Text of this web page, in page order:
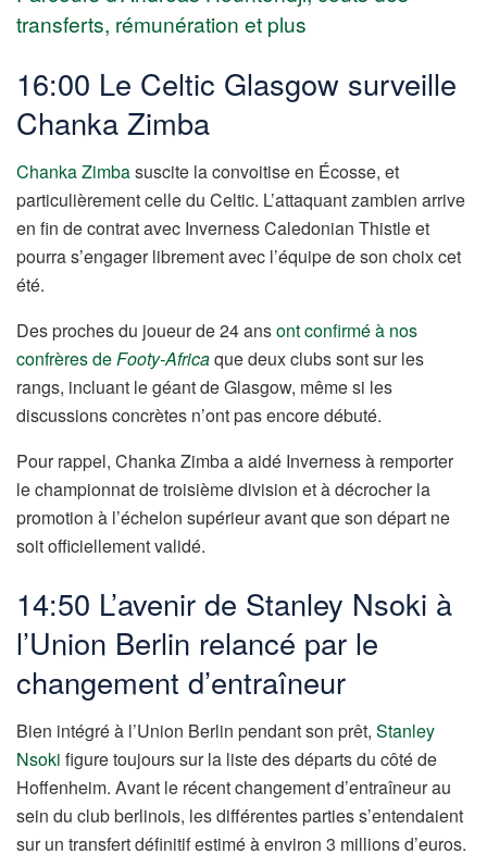
transferts, rémunération et plus
16:00 Le Celtic Glasgow surveille
Chanka Zimba
Chanka Zimbasuscite la convoitise en Écosse, et
particulièrement celle du Celtic. L’attaquant zambien arrive
en fin de contrat avec Inverness Caledonian Thistle et
pourra s’engager librement avec l’équipe de son choix cet
été.
Des proches du joueur de 24 ansont confirmé à nos
confrères deFooty-Africaque deux clubs sont sur les
rangs, incluant le géant de Glasgow, même si les
discussions concrètes n’ont pas encore débuté.
Pour rappel, Chanka Zimba a aidé Inverness à remporter
le championnat de troisième division et à décrocher la
promotion à l’échelon supérieur avant que son départ ne
soit officiellement validé.
14:50 L’avenir de Stanley Nsoki à
l’Union Berlin relancé par le
changement d’entraîneur
Bien intégré à l’Union Berlin pendant son prêt, Stanley
Nsoki figure toujours sur la liste des départs du côté de
Hoffenheim. Avant le récent changement d’entraîneur au
sein du club berlinois, les différentes parties s’entendaient
sur un transfert définitif estimé à environ 3 millions d’euros.